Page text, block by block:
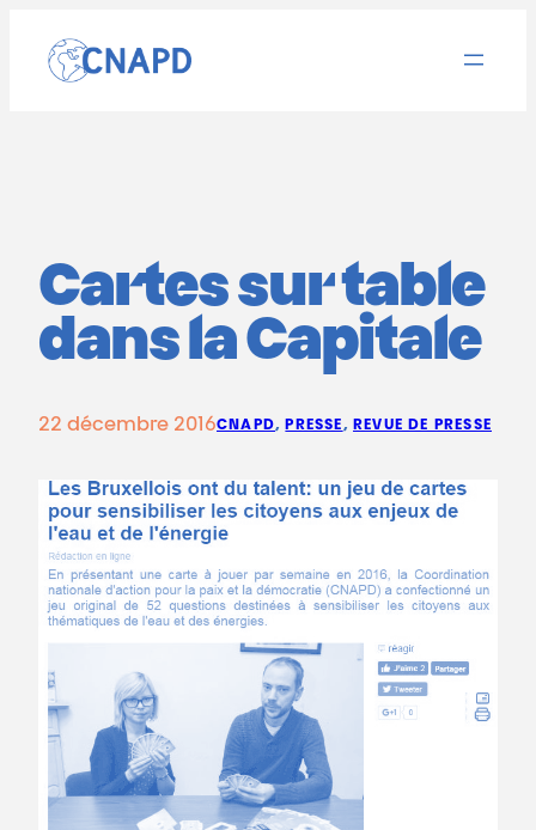
contenu
Cartes sur table
dans la Capitale
22 décembre 2016CNAPD, PRESSE, REVUE DE PRESSE